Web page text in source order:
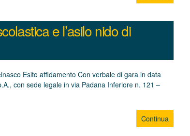
e l’asilo nido di
Esito affidamento Con verbale di gara in data
con sede legale in via Padana Inferiore n. 121 –
Continua